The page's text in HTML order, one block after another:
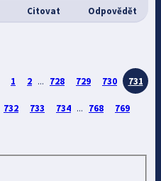
Citovat Odpovědět
1 2 ... 728 729 730 731
732 733 734 ... 768 769